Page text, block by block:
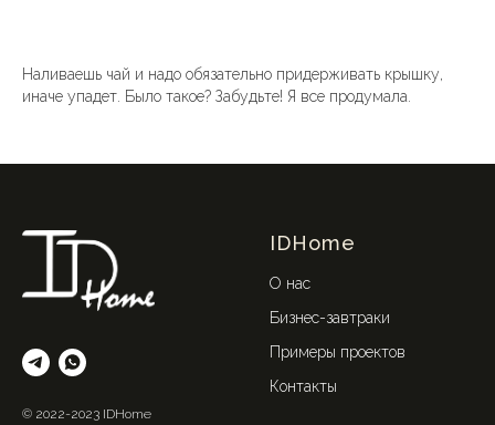
Наливаешь чай и надо обязательно придерживать крышку,
иначе упадет. Было такое? Забудьте! Я все продумала.
© 2022-2023 IDHome
IDHome
О нас
Бизнес-завтраки
Примеры проектов
Контакты